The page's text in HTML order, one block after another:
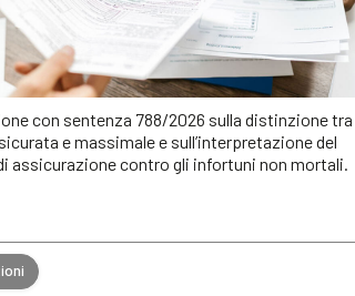
con sentenza 788/2026 sulla distinzione tra
e massimale e sull’interpretazione del
assicurazione contro gli infortuni non mortali.